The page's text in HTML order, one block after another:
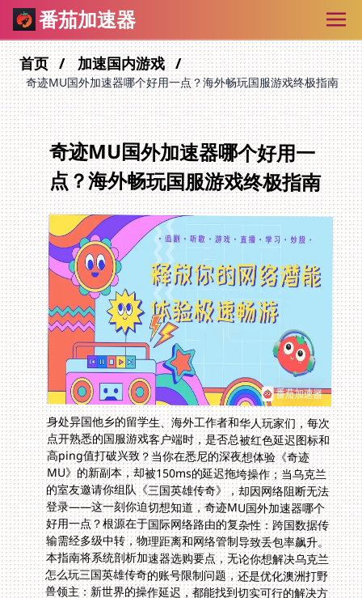
番茄加速器
首页 加速国内游戏
奇迹MU国外加速器哪个好用一点？海外畅玩国服游戏终极指南
奇迹MU国外加速器哪个好用一
点？海外畅玩国服游戏终极指南
身处异国他乡的留学生、海外工作者和华人玩家们，每次
点开熟悉的国服游戏客户端时，是否总被红色延迟图标和
高ping值打破兴致？当你在悉尼的深夜想体验《奇迹
MU》的新副本，却被150ms的延迟拖垮操作；当乌克兰
的室友邀请你组队《三国英雄传奇》，却因网络阻断无法
登录——这一刻你迫切想知道，奇迹MU国外加速器哪个
好用一点？根源在于国际网络路由的复杂性：跨国数据传
输需经多级中转，物理距离和网络管制导致丢包率飙升。
本指南将系统剖析加速器选购要点，无论你想解决乌克兰
怎么玩三国英雄传奇的账号限制问题，还是优化澳洲打野
兽领主：新世界的操作延迟，都能找到切实可行的解决方